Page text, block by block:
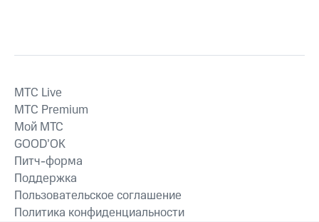
MTС Live
MTС Premium
Мой МТС
GOOD’OK
Питч-форма
Поддержка
Пользовательское соглашение
Политика конфиденциальности